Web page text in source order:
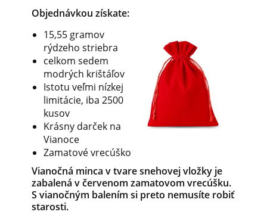
Objednávkou získate:
15,55 gramov
rýdzeho striebra
celkom sedem
modrých krištáľov
Istotu veľmi nízkej
limitácie, iba 2500
kusov
Krásny darček na
Vianoce
Zamatové vrecúško
Vianočná minca v tvare snehovej vložky je
zabalená v červenom zamatovom vrecúšku.
S vianočným balením si preto nemusíte robiť
starosti.